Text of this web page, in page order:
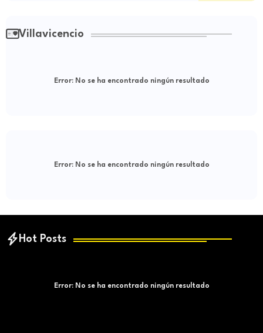
Villavicencio
Error:No se ha encontrado ningún resultado
Error:No se ha encontrado ningún resultado
Hot Posts
Error:No se ha encontrado ningún resultado